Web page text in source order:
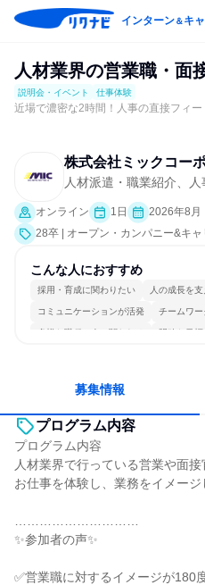
インターン＆キ
人材業界の営業職・面
説明会・イベント 仕事体験
近場で濃密な2時間！人事の直接フィー
株式会社ミックコー
人材派遣・職業紹介、
オンライン 1日
2026年8月
28卒 | オープン・カンパニー&キ
究]、仕事体験）
こんな人におすすめ
採用・育成に関わりたい 人の成長を
コミュニケーションが活発 チームワー
多様な職種の人と関われる 明確な目標
募集情報
プログラム内容
プログラム内容
人材業界で行っている営業や面接
お仕事を体験し、業務をイメージ
✨️参加者の声✨️
✅営業職に対するイメージが180